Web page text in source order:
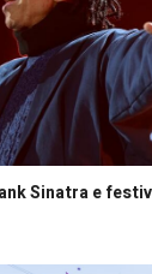
Sinatra e